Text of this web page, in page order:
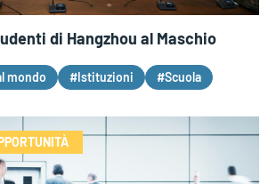
di Hangzhou al Maschio
mondo #Istituzioni #Scuola